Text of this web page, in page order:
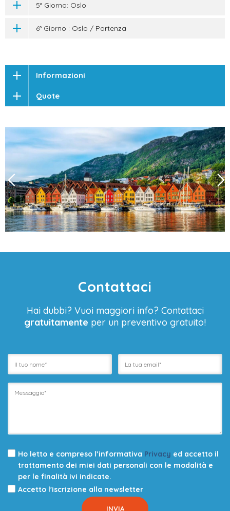
5° Giorno: Oslo
6° Giorno : Oslo / Partenza
Informazioni
Quote
Contattaci
Hai dubbi? Vuoi maggiori info? Contattaci
gratuitamente per un preventivo gratuito!
Ho letto e compreso l’informativa Privacy ed accetto il
trattamento dei miei dati personali con le modalità e
per le finalità ivi indicate.
Accetto l'iscrizione alla newsletter